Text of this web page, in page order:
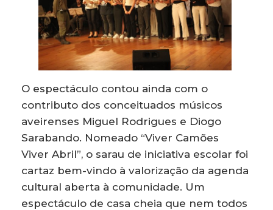
O espectáculo contou ainda com o
contributo dos conceituados músicos
aveirenses Miguel Rodrigues e Diogo
Sarabando. Nomeado “Viver Camões
Viver Abril”, o sarau de iniciativa escolar foi
cartaz bem-vindo à valorização da agenda
cultural aberta à comunidade. Um
espectáculo de casa cheia que nem todos